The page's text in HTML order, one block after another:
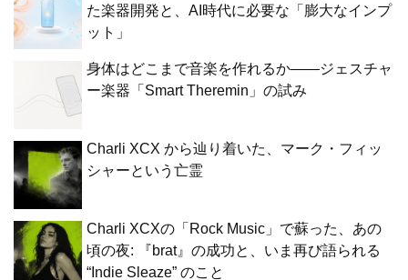
た楽器開発と、AI時代に必要な「膨大なインプ
ット」
身体はどこまで音楽を作れるか——ジェスチャ
ー楽器「Smart Theremin」の試み
Charli XCX から辿り着いた、マーク・フィッ
シャーという亡霊
Charli XCXの「Rock Music」で蘇った、あの
頃の夜: 『brat』の成功と、いま再び語られる
“Indie Sleaze” のこと